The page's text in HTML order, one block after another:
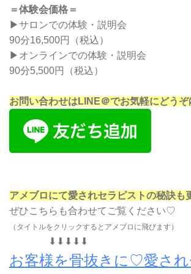
＝体験会価格＝
▶︎サロンでの体験・説明会
90分16,500円（税込）
▶︎オンラインでの体験・説明会
90分5,500円（税込）
お問い合わせはLINE＠でお気軽にどうぞ
アメブロにて愛されセラピストの秘訣も
ぜひこちらも合わせてご覧ください♡
（タイトルをクリックするとアメブロに飛びます）
⬇︎⬇︎⬇︎⬇︎⬇︎
お客様を骨抜きに♡愛さ